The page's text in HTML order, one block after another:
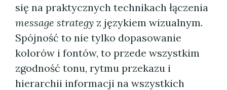
się na praktycznych technikach łączenia
message strategy z językiem wizualnym.
Spójność to nie tylko dopasowanie
kolorów i fontów, to przede wszystkim
zgodność tonu, rytmu przekazu i
hierarchii informacji na wszystkich